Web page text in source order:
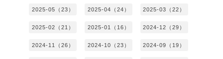
2025-05（23） 2025-04（24） 2025-03（22）
2025-02（21） 2025-01（16） 2024-12（29）
2024-11（26） 2024-10（23） 2024-09（19）